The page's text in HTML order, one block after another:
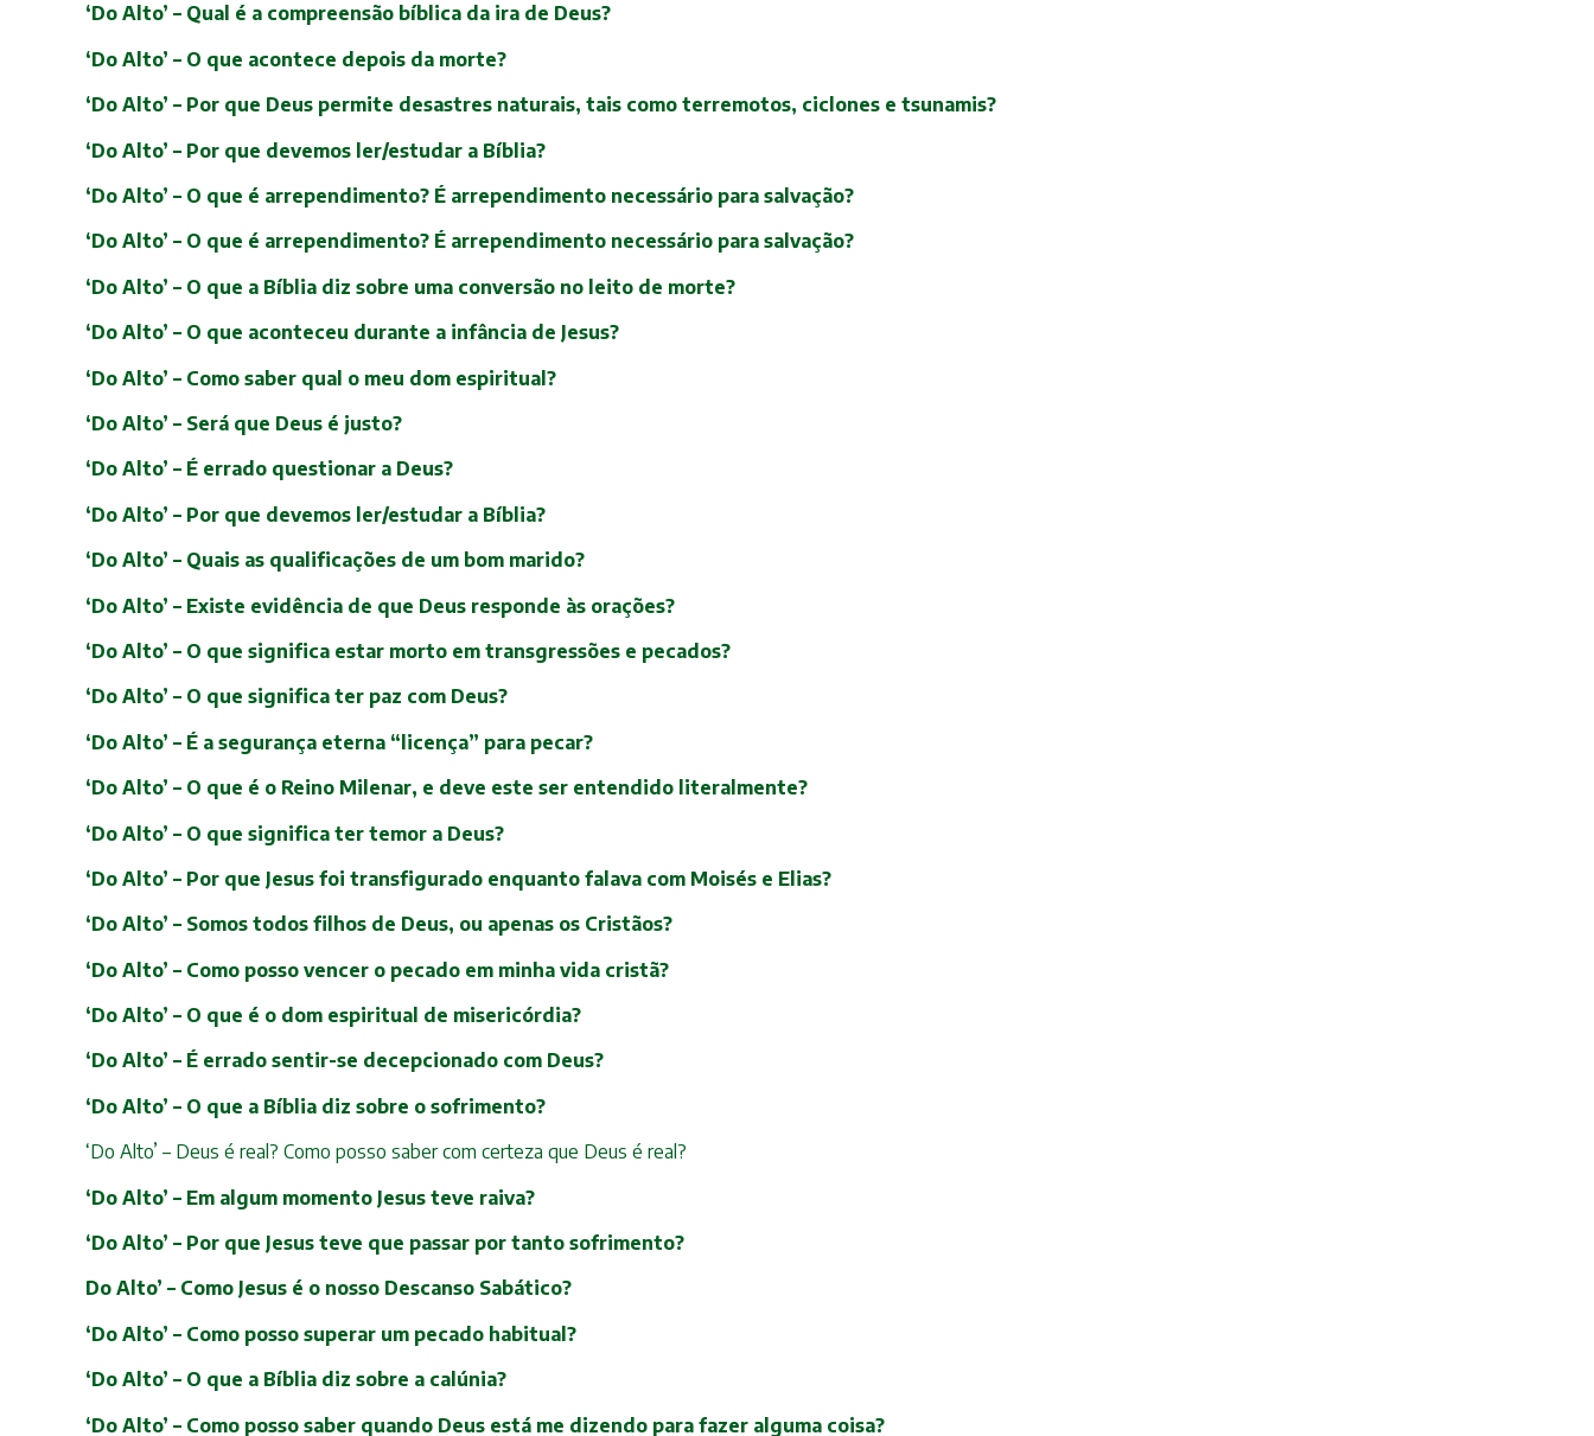
‘Do Alto’ – Qual é a compreensão bíblica da ira de Deus?
‘Do Alto’ – O que acontece depois da morte?
‘Do Alto’ – Por que Deus permite desastres naturais, tais como terremotos, ciclones e tsunamis?
‘Do Alto’ – Por que devemos ler/estudar a Bíblia?
‘Do Alto’ – O que é arrependimento? É arrependimento necessário para salvação?
‘Do Alto’ – O que é arrependimento? É arrependimento necessário para salvação?
‘Do Alto’ – O que a Bíblia diz sobre uma conversão no leito de morte?
‘Do Alto’ – O que aconteceu durante a infância de Jesus?
‘Do Alto’ – Como saber qual o meu dom espiritual?
‘Do Alto’ – Será que Deus é justo?
‘Do Alto’ – É errado questionar a Deus?
‘Do Alto’ – Por que devemos ler/estudar a Bíblia?
‘Do Alto’ – Quais as qualificações de um bom marido?
‘Do Alto’ – Existe evidência de que Deus responde às orações?
‘Do Alto’ – O que significa estar morto em transgressões e pecados?
‘Do Alto’ – O que significa ter paz com Deus?
‘Do Alto’ – É a segurança eterna “licença” para pecar?
‘Do Alto’ – O que é o Reino Milenar, e deve este ser entendido literalmente?
‘Do Alto’ – O que significa ter temor a Deus?
‘Do Alto’ – Por que Jesus foi transfigurado enquanto falava com Moisés e Elias?
‘Do Alto’ – Somos todos filhos de Deus, ou apenas os Cristãos?
‘Do Alto’ – Como posso vencer o pecado em minha vida cristã?
‘Do Alto’ – O que é o dom espiritual de misericórdia?
‘Do Alto’ – É errado sentir-se decepcionado com Deus?
‘Do Alto’ – O que a Bíblia diz sobre o sofrimento?
‘Do Alto’ – Deus é real? Como posso saber com certeza que Deus é real?
‘Do Alto’ – Em algum momento Jesus teve raiva?
‘Do Alto’ – Por que Jesus teve que passar por tanto sofrimento?
Do Alto’ – Como Jesus é o nosso Descanso Sabático?
‘Do Alto’ – Como posso superar um pecado habitual?
‘Do Alto’ – O que a Bíblia diz sobre a calúnia?
‘Do Alto’ – Como posso saber quando Deus está me dizendo para fazer alguma coisa?